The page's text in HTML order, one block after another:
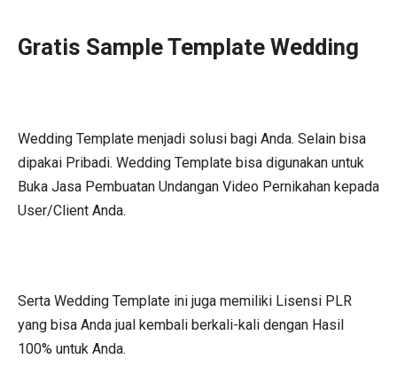
Gratis Sample Template Wedding
Wedding Template menjadi solusi bagi Anda. Selain bisa
dipakai Pribadi. Wedding Template bisa digunakan untuk
Buka Jasa Pembuatan Undangan Video Pernikahan kepada
User/Client Anda.
Serta Wedding Template ini juga memiliki Lisensi PLR
yang bisa Anda jual kembali berkali-kali dengan Hasil
100% untuk Anda.